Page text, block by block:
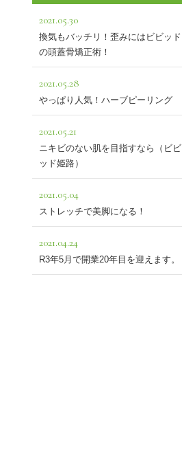
2021.05.30
換気もバッチリ！歪みにはビビッド
の頭蓋骨矯正術！
2021.05.28
やっぱり人気！ハーブピーリング
2021.05.21
ニキビのない肌を目指すなら（ビビ
ッド姫路）
2021.05.04
ストレッチで美脚になる！
2021.04.24
R3年5月で開業20年目を迎えます。